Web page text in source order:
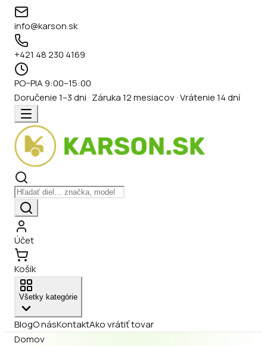
info@karson.sk
+421 48 230 4169
PO–PIA 9:00–15:00
Doručenie 1–3 dni · Záruka 12 mesiacov · Vrátenie 14 dní
Účet
Košík
Všetky kategórie
BlogO násKontaktAko vrátiť tovar
Domov